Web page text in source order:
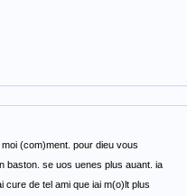
(com)ment. pour dieu vous
baston. se uos uenes plus auant. ia
cure de tel ami que iai m(o)lt plus